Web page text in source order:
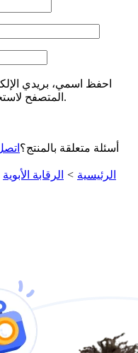
احفظ اسمي، بريدي
المتصفح لاستخدامه في المرة المقبلة التي أعلق فيها.
أسئلة متعلقة بالمنتج؟
الرئيسية > الرقابة الأبوية